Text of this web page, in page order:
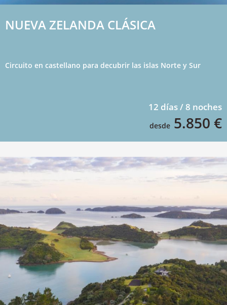
NUEVA ZELANDA CLÁSICA
Circuito en castellano para decubrir las islas Norte y Sur
12 días / 8 noches
desde 5.850 €